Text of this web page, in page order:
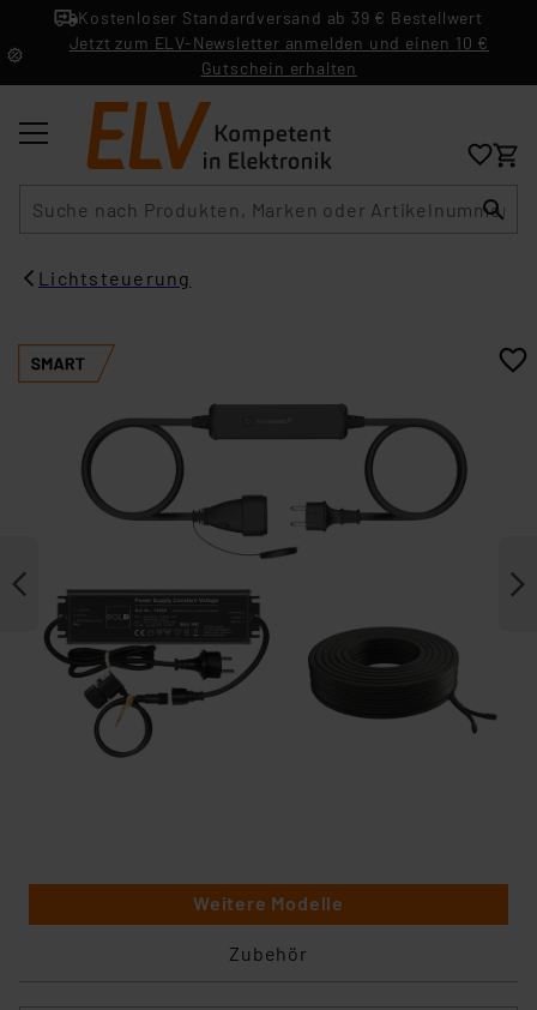
Kostenloser Standardversand ab 39 € Bestellwert
Jetzt zum ELV-Newsletter anmelden und einen 10 €
Gutschein erhalten
Lichtsteuerung
Weitere Modelle
Zubehör